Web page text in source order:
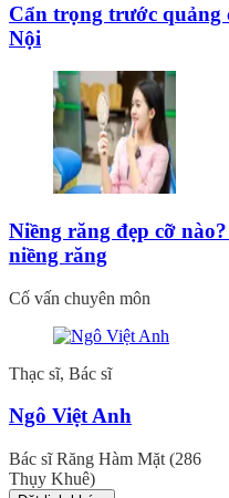
Cẩn trọng trước quảng
Nội
Niềng răng đẹp cỡ
niềng răng
Cố vấn chuyên môn
Thạc sĩ, Bác sĩ
Ngô Việt Anh
Bác sĩ Răng Hàm Mặt (286
Thụy Khuê)